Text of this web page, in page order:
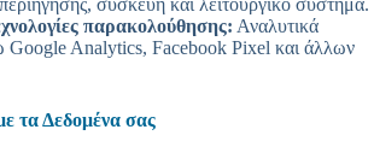
παρακολούθησης: Αναλυτικά
Google Analytics, Facebook Pixel και άλλων
τα Δεδομένα σας